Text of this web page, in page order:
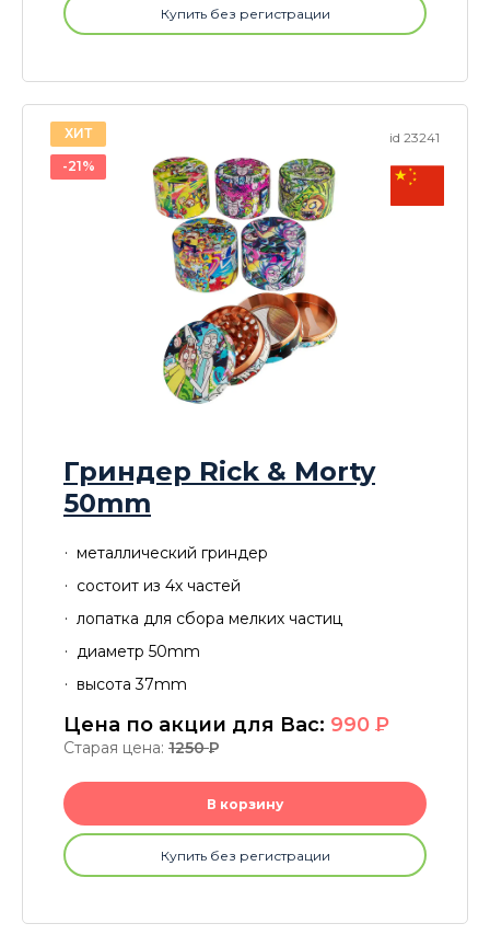
Купить без регистрации
id 23241
ХИТ
-21%
Гриндер Rick & Morty
50mm
металлический гриндер
состоит из 4х частей
лопатка для сбора мелких частиц
диаметр 50mm
высота 37mm
Цена по акции для Вас: 990 P
Старая цена: 1250P
В корзину
Купить без регистрации